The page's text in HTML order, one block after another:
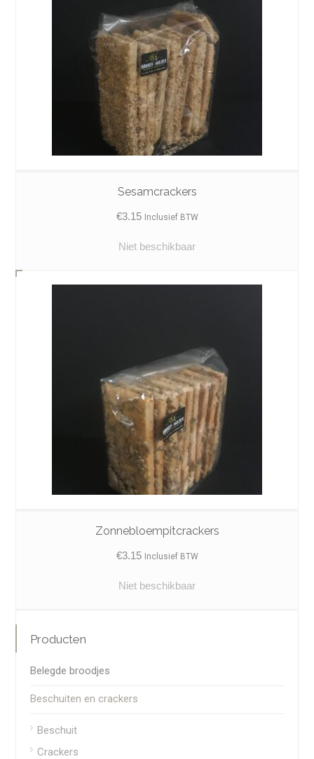
Sesamcrackers
€3.15 Inclusief BTW
Niet beschikbaar
Zonnebloempitcrackers
€3.15 Inclusief BTW
Niet beschikbaar
Producten
Belegde broodjes
Beschuiten en crackers
Beschuit
Crackers